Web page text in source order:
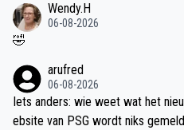
Wendy.H
06-08-2026
🤣
arufred
06-08-2026
Iets anders: wie weet wat het
ebsite van PSG wordt niks